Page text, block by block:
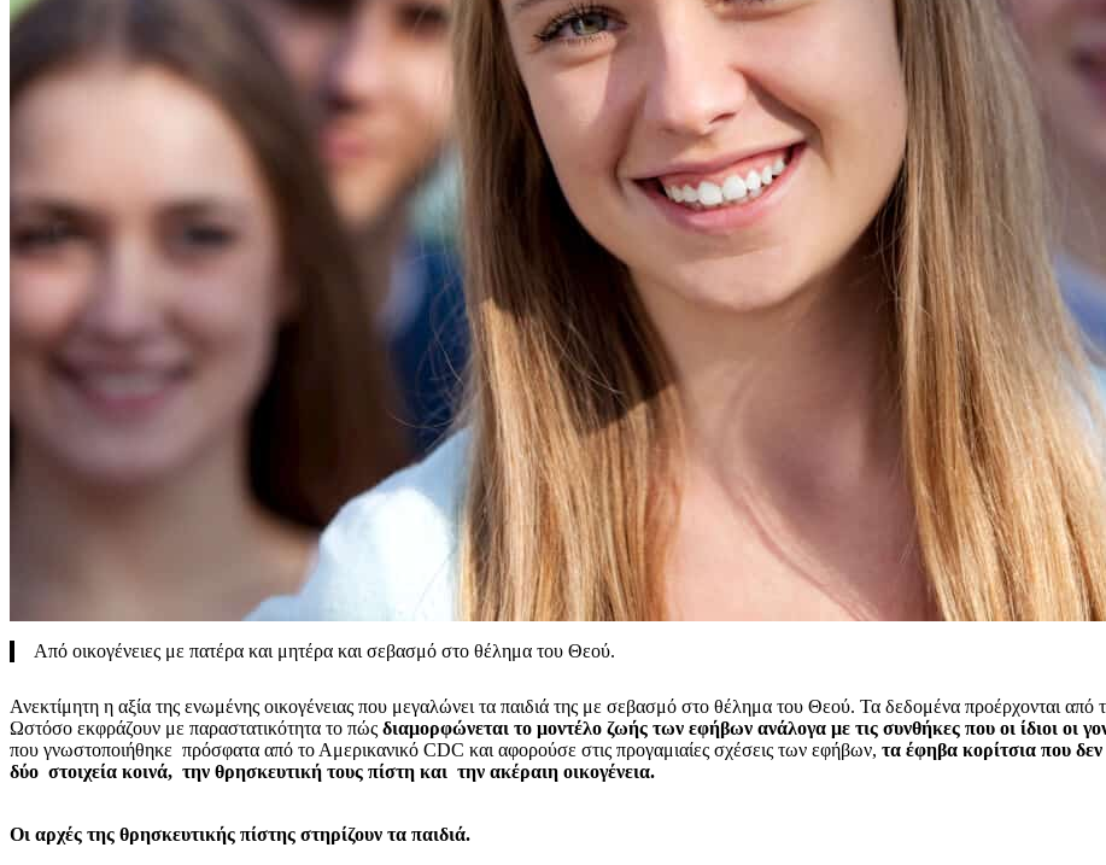
Από οικογένειες με πατέρα και μητέρα και σεβασμό στο θέλημα του Θεού.
Ανεκτίμητη η αξία της ενωμένης οικογένειας που μεγαλώνει τα παιδιά της με σεβασμό στο θέλημα του Θεού. Τα δεδομένα προέρχονται
Ωστόσο εκφράζουν με παραστατικότητα το πώς διαμορφώνεται το μοντέλο ζωής των εφήβων ανάλογα με τις συνθήκες που οι ίδιοι οι
που γνωστοποιήθηκε πρόσφατα από το Αμερικανικό CDC και αφορούσε στις προγαμιαίες σχέσεις των εφήβων, τα έφηβα κορίτσια που δεν
δύο στοιχεία κοινά, την θρησκευτική τους πίστη και την ακέραιη οικογένεια.
Οι αρχές της θρησκευτικής πίστης στηρίζουν τα παιδιά.